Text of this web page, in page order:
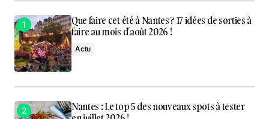
Que faire cet été à Nantes ? 17 idées de sorties à
faire au mois d’août 2026 !
Actu
Nantes : Le top 5 des nouveaux spots à tester